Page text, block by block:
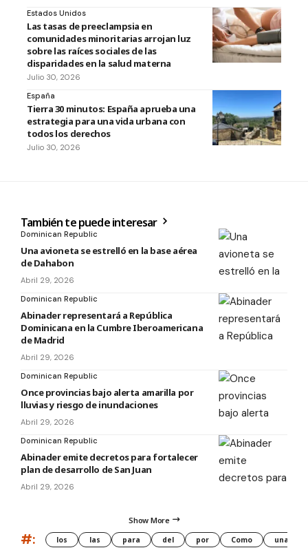
Estados Unidos
Las tasas de preeclampsia en
comunidades minoritarias arrojan luz
sobre las raíces sociales de las
disparidades en la salud materna
Julio 30, 2026
España
Tierra 30 minutos: España aprueba una
estrategia para una vida urbana con
todos los derechos
Julio 30, 2026
También te puede interesar
Dominican Republic
Una avioneta se estrelló en la base aérea
de Dahabon
Abril 29, 2026
Dominican Republic
Abinader representará a República
Dominicana en la Cumbre Iberoamericana
de Madrid
Abril 29, 2026
Dominican Republic
Once provincias bajo alerta amarilla por
lluvias y riesgo de inundaciones
Abril 29, 2026
Dominican Republic
Abinader emite decretos para fortalecer
plan de desarrollo de San Juan
Abril 29, 2026
Show More
#: los las para del por Como una